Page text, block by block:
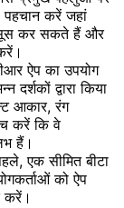
पहचान करें जहां
कर सकते हैं और
ऐप का उपयोग
दर्शकों द्वारा किया
आकार, रंग
करें कि वे
हैं।
एक सीमित बीटा
को ऐप
करें।